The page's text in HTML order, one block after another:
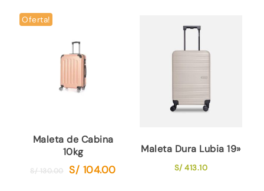
S/ 130.00.
Oferta!
Maleta de Cabina
10kg
S/130.00
El
S/ 104.00El
Maleta Dura Lubia 19»
S/413.10